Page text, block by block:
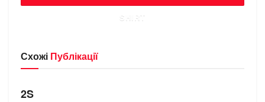
SHIRT
Схожі Публікації
БРЕНДИ
2S